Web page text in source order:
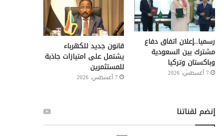
رسميا..إعلان اتفاق دفاع
مشترك بين السعودية
وباكستان وتركيا
7 أغسطس، 2026
قانون جديد للكهرباء
يشتمل على امتيازات جاذبة
للمستثمرين
7 أغسطس، 2026
إنضم لقناتنا